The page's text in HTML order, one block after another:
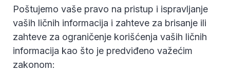
Poštujemo vaše pravo na pristup i ispravljanje
vaših ličnih informacija i zahteve za brisanje ili
zahteve za ograničenje korišćenja vaših ličnih
informacija kao što je predviđeno važećim
zakonom: